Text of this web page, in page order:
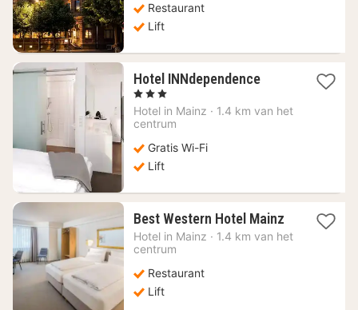
Restaurant
Lift
Hotel INNdependence1
vanaf
, 3 Sterren
Hotel in Mainz · 1.4 km van het
centrum
Gratis Wi-Fi
Lift
Best Western Hotel Mainz1
nacht
Hotel in Mainz · 1.4 km van het
centrum
Restaurant
Lift